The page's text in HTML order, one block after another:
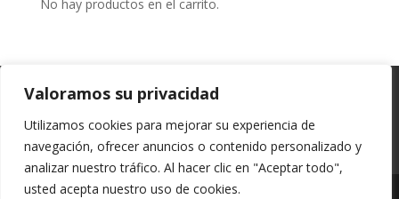
Valoramos su privacidad
Utilizamos cookies para mejorar su experiencia de
navegación, ofrecer anuncios o contenido personalizado y
analizar nuestro tráfico. Al hacer clic en "Aceptar todo",
usted acepta nuestro uso de cookies.
No hay productos en el carrito.
Garantia y Autenticidad
Política de Privacidad
Políticas de Cookies
Mi cuenta